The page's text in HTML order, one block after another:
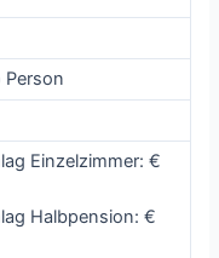
Einzelzimmer: €
Halbpension: €